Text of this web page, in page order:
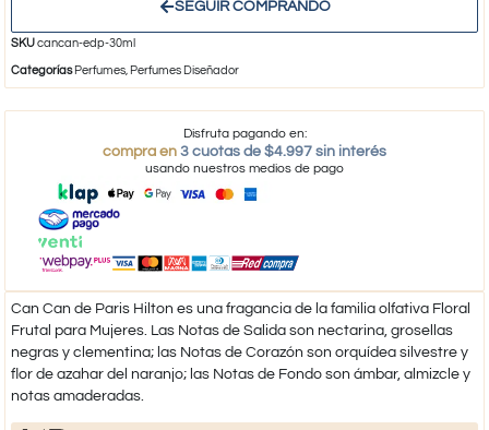
SEGUIR COMPRANDO
SKUcancan-edp-30ml
Categorías Perfumes, Perfumes Diseñador
Disfruta pagando en:
compra en 3 cuotas de $4.997 sin interés
usando nuestros medios de pago
Can Can de Paris Hilton es una fragancia de la familia olfativa Floral
Frutal para Mujeres. Las Notas de Salida son nectarina, grosellas
negras y clementina; las Notas de Corazón son orquídea silvestre y
flor de azahar del naranjo; las Notas de Fondo son ámbar, almizcle y
notas amaderadas.